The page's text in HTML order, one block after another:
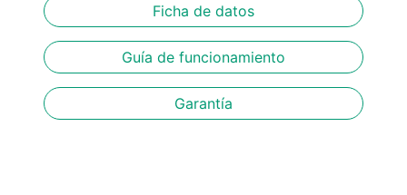
Ficha de datos
Guía de funcionamiento
Garantía